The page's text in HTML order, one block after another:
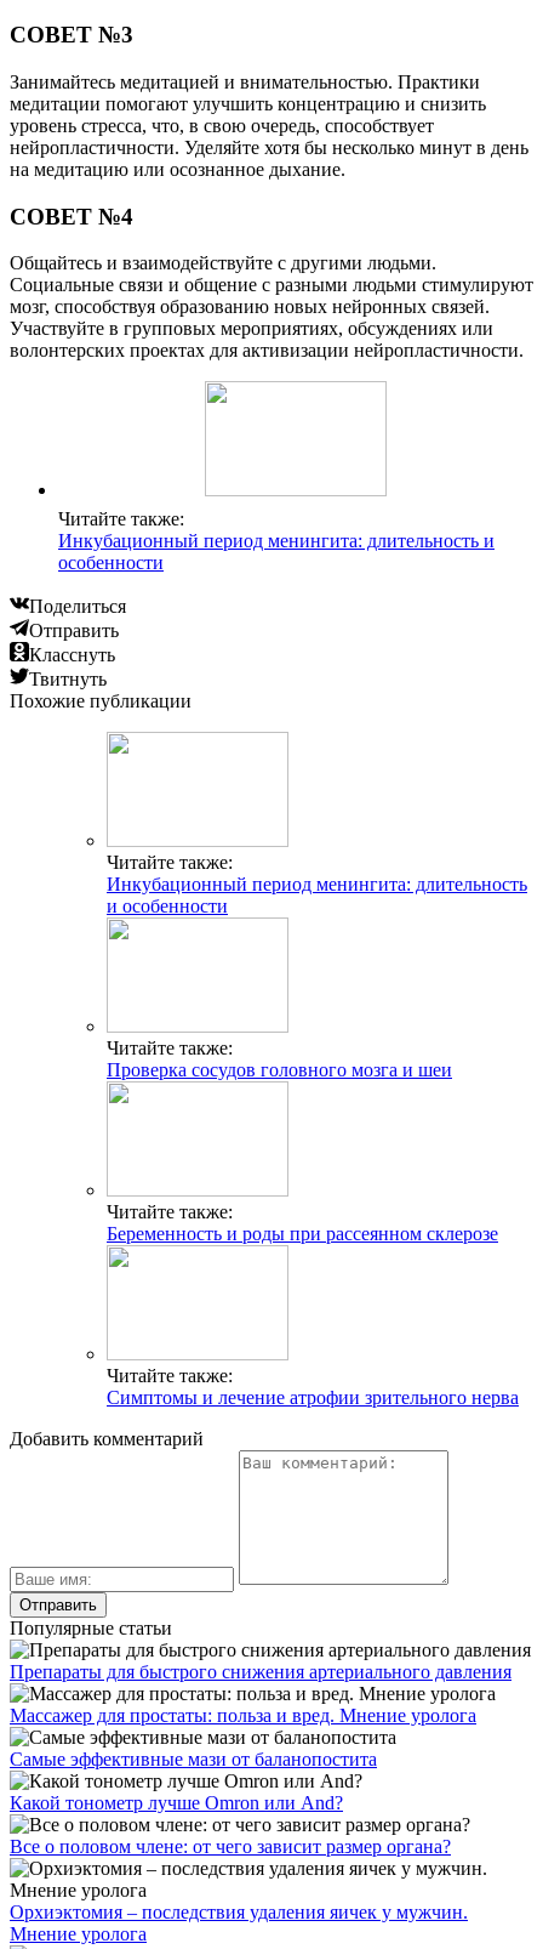
СОВЕТ №3
Занимайтесь медитацией и внимательностью. Практики
медитации помогают улучшить концентрацию и снизить
уровень стресса, что, в свою очередь, способствует
нейропластичности. Уделяйте хотя бы несколько минут в день
на медитацию или осознанное дыхание.
СОВЕТ №4
Общайтесь и взаимодействуйте с другими людьми.
Социальные связи и общение с разными людьми стимулируют
мозг, способствуя образованию новых нейронных связей.
Участвуйте в групповых мероприятиях, обсуждениях или
волонтерских проектах для активизации нейропластичности.
Читайте также:
Инкубационный период менингита: длительность и
особенности
Поделиться
Отправить
Класснуть
Твитнуть
Похожие публикации
Читайте также:
Инкубационный период менингита: длительность
и особенности
Читайте также:
Проверка сосудов головного мозга и шеи
Читайте также:
Беременность и роды при рассеянном склерозе
Читайте также:
Симптомы и лечение атрофии зрительного нерва
Добавить комментарий
Популярные статьи
Препараты для быстрого снижения артериального давления
Массажер для простаты: польза и вред. Мнение уролога
Самые эффективные мази от баланопостита
Какой тонометр лучше Omron или And?
Все о половом члене: от чего зависит размер органа?
Орхиэктомия – последствия удаления яичек у мужчин.
Мнение уролога